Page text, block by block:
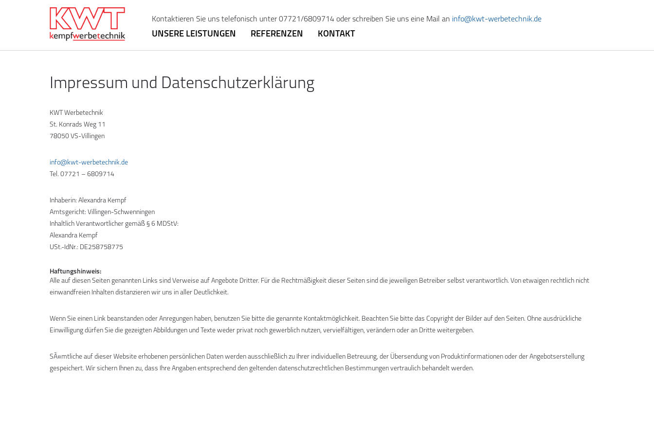
Kontaktieren Sie uns telefonisch unter 07721/6809714 oder schreiben Sie uns eine Mail an info@kwt-werbetechnik.de
UNSERE LEISTUNGEN REFERENZEN KONTAKT
Impressum und Datenschutzerklärung
KWT Werbetechnik
St. Konrads Weg 11
78050 VS-Villingen
info@kwt-werbetechnik.de
Tel. 07721 – 6809714
Inhaberin: Alexandra Kempf
Amtsgericht: Villingen-Schwenningen
Inhaltlich Verantwortlicher gemäß § 6 MDStV:
Alexandra Kempf
USt.-IdNr.: DE258758775
Haftungshinweis:
Alle auf diesen Seiten genannten Links sind Verweise auf Angebote Dritter. Für die Rechtmäßigkeit dieser Seiten sind die jeweiligen Betreiber selbst verantwortlich. Von etwaigen rechtlich nicht
einwandfreien Inhalten distanzieren wir uns in aller Deutlichkeit.
Wenn Sie einen Link beanstanden oder Anregungen haben, benutzen Sie bitte die genannte Kontaktmöglichkeit. Beachten Sie bitte das Copyright der Bilder auf den Seiten. Ohne ausdrückliche
Einwilligung dürfen Sie die gezeigten Abbildungen und Texte weder privat noch gewerblich nutzen, vervielfältigen, verändern oder an Dritte weitergeben.
SÃ¤mtliche auf dieser Website erhobenen persönlichen Daten werden ausschließlich zu Ihrer individuellen Betreuung, der Übersendung von Produktinformationen oder der Angebotserstellung
gespeichert. Wir sichern Ihnen zu, dass Ihre Angaben entsprechend den geltenden datenschutzrechtlichen Bestimmungen vertraulich behandelt werden.